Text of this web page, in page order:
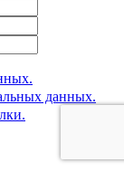
данных.